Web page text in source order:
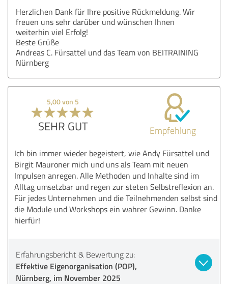
Herzlichen Dank für Ihre positive Rückmeldung. Wir
freuen uns sehr darüber und wünschen Ihnen
weiterhin viel Erfolg!
Beste Grüße
Andreas C. Fürsattel und das Team von BEITRAINING
Nürnberg
5,00 von 5
SEHR GUT Empfehlung
Ich bin immer wieder begeistert, wie Andy Fürsattel und
Birgit Mauroner mich und uns als Team mit neuen
Impulsen anregen. Alle Methoden und Inhalte sind im
Alltag umsetzbar und regen zur steten Selbstreflexion an.
Für jedes Unternehmen und die Teilnehmenden selbst sind
die Module und Workshops ein wahrer Gewinn. Danke
hierfür!
Erfahrungsbericht & Bewertung zu:
Effektive Eigenorganisation (POP),
Nürnberg, im November 2025